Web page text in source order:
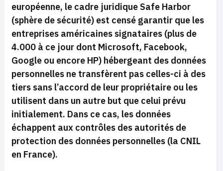
européenne, le cadre juridique Safe Harbor
(sphère de sécurité) est censé garantir que les
entreprises américaines signataires (plus de
4.000 à ce jour dont Microsoft, Facebook,
Google ou encore HP) hébergeant des données
personnelles ne transfèrent pas celles-ci à des
tiers sans l’accord de leur propriétaire ou les
utilisent dans un autre but que celui prévu
initialement. Dans ce cas, les données
échappent aux contrôles des autorités de
protection des données personnelles (la CNIL
en France).